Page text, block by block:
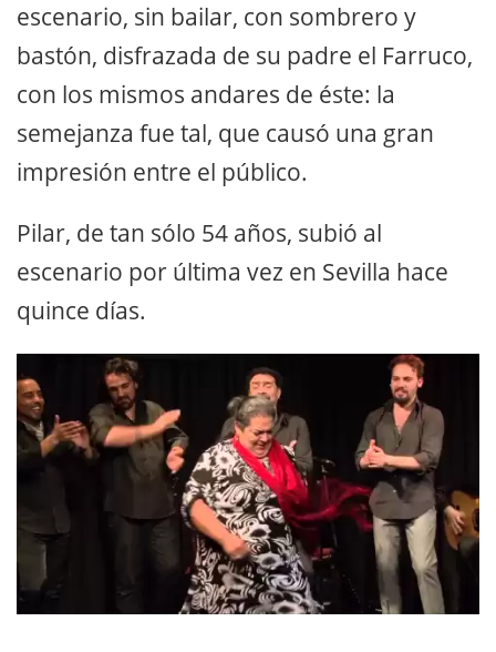
escenario, sin bailar, con sombrero y
bastón, disfrazada de su padre el Farruco,
con los mismos andares de éste: la
semejanza fue tal, que causó una gran
impresión entre el público.
Pilar, de tan sólo 54 años, subió al
escenario por última vez en Sevilla hace
quince días.